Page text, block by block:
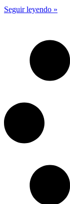
Seguir leyendo »